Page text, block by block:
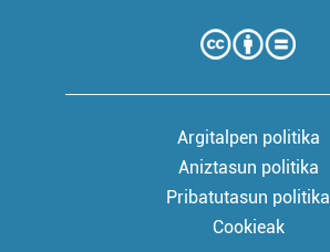
Argitalpen politika
Aniztasun politika
Pribatutasun politika
Cookieak